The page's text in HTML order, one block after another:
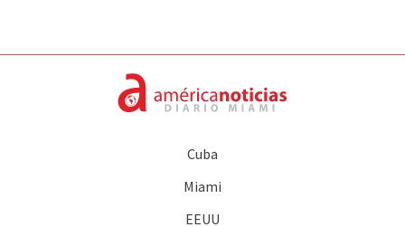
Cuba
Miami
EEUU